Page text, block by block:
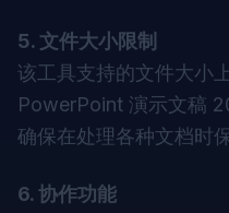
5. 文件大小限制
该工具支持的文件大小
PowerPoint 演示文稿
确保在处理各种文档时
6. 协作功能